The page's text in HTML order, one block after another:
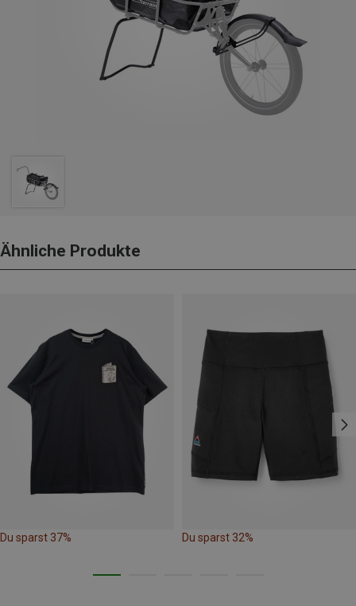
Ähnliche Produkte
Du sparst 37% Du sparst 32%